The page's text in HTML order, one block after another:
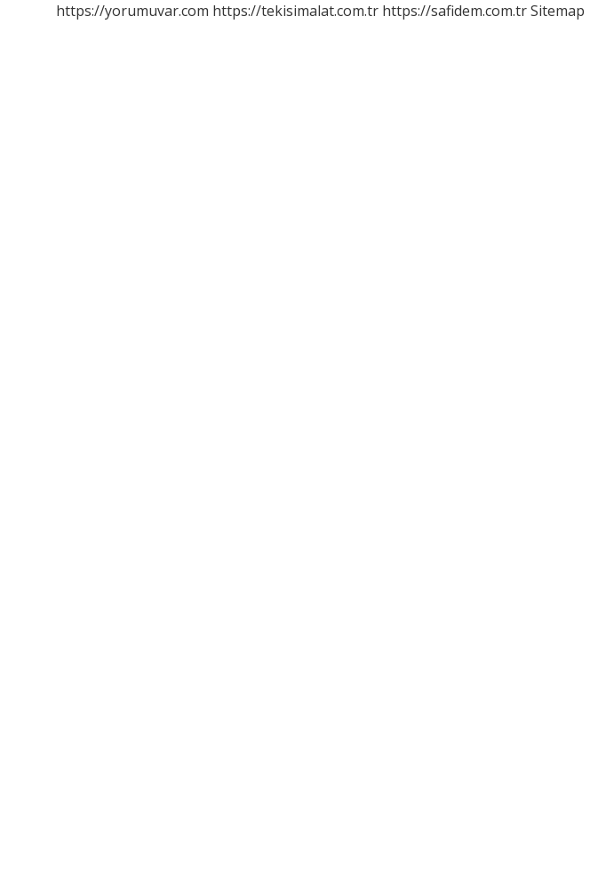
https://yorumuvar.com https://tekisimalat.com.tr https://safidem.com.trSitemap